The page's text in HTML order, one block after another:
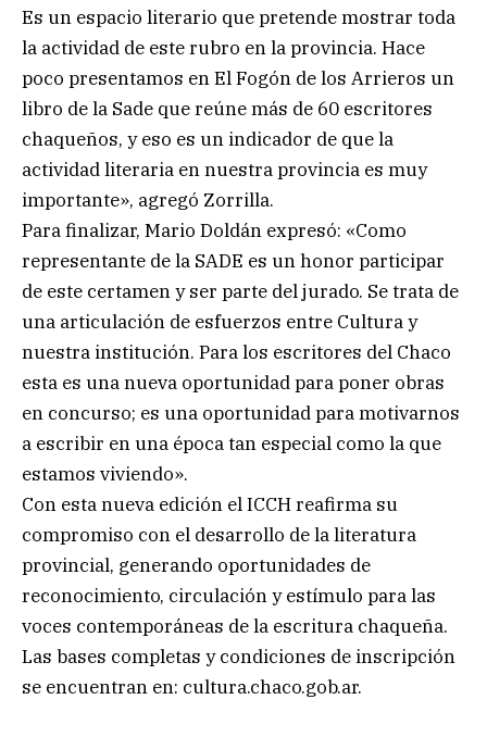
Es un espacio literario que pretende mostrar toda
la actividad de este rubro en la provincia. Hace
poco presentamos en El Fogón de los Arrieros un
libro de la Sade que reúne más de 60 escritores
chaqueños, y eso es un indicador de que la
actividad literaria en nuestra provincia es muy
importante», agregó Zorrilla.
Para finalizar, Mario Doldán expresó: «Como
representante de la SADE es un honor participar
de este certamen y ser parte del jurado. Se trata de
una articulación de esfuerzos entre Cultura y
nuestra institución. Para los escritores del Chaco
esta es una nueva oportunidad para poner obras
en concurso; es una oportunidad para motivarnos
a escribir en una época tan especial como la que
estamos viviendo».
Con esta nueva edición el ICCH reafirma su
compromiso con el desarrollo de la literatura
provincial, generando oportunidades de
reconocimiento, circulación y estímulo para las
voces contemporáneas de la escritura chaqueña.
Las bases completas y condiciones de inscripción
se encuentran en: cultura.chaco.gob.ar.